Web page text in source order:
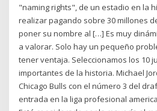
"naming rights", de un estadio en la
realizar pagando sobre 30 millones
poner su nombre al […] Es muy
a valorar. Solo hay un pequeño
tener ventaja. Seleccionamos los 10
importantes de la historia. Michael
Chicago Bulls con el número 3 del
entrada en la liga profesional